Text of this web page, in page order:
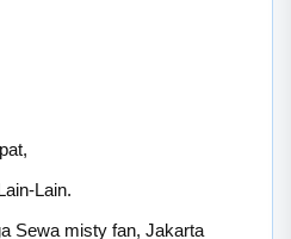
Lain.
Sewa misty fan, Jakarta